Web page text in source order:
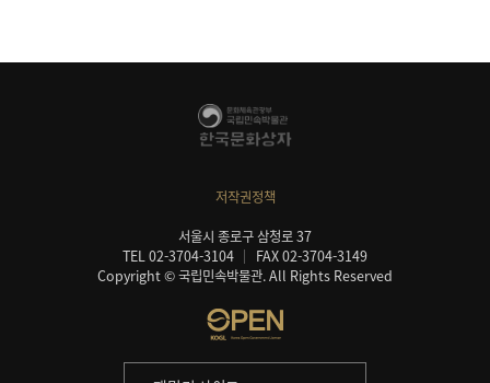
저작권정책
서울시 종로구 삼청로 37
TEL 02-3704-3104
FAX 02-3704-3149
Copyright © 국립민속박물관. All Rights Reserved